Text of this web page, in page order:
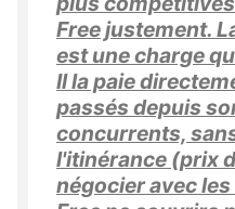
Free justement.
est une charge
Il la paie
passés depuis
concurrents,
l'itinérance (prix
négocier avec